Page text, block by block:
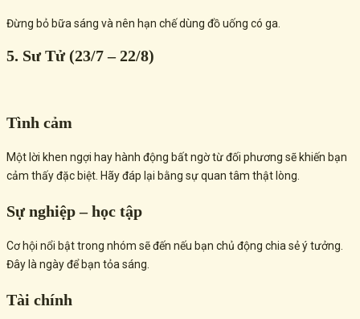
Đừng bỏ bữa sáng và nên hạn chế dùng đồ uống có ga.
5. Sư Tử (23/7 – 22/8)
Tình cảm
Một lời khen ngợi hay hành động bất ngờ từ đối phương sẽ khiến bạn
cảm thấy đặc biệt. Hãy đáp lại bằng sự quan tâm thật lòng.
Sự nghiệp – học tập
Cơ hội nổi bật trong nhóm sẽ đến nếu bạn chủ động chia sẻ ý tưởng.
Đây là ngày để bạn tỏa sáng.
Tài chính